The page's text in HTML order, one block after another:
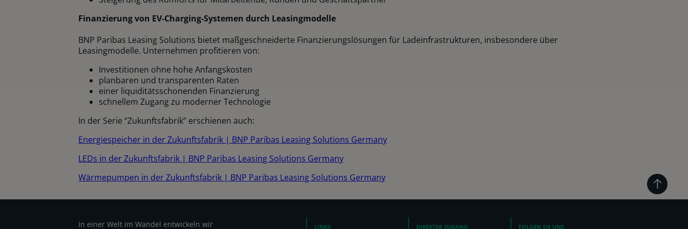
Finanzierung von EV‑Charging-Systemen durch Leasingmodelle
BNP Paribas Leasing Solutions bietet maßgeschneiderte Finanzierungslösungen für Ladeinfrastrukturen, insbesondere über
Leasingmodelle. Unternehmen profitieren von:
Investitionen ohne hohe Anfangskosten
planbaren und transparenten Raten
einer liquiditätsschonenden Finanzierung
schnellem Zugang zu moderner Technologie
In der Serie “Zukunftsfabrik” erschienen auch:
Energiespeicher in der Zukunftsfabrik | BNP Paribas Leasing Solutions Germany
LEDs in der Zukunftsfabrik | BNP Paribas Leasing Solutions Germany
Wärmepumpen in der Zukunftsfabrik | BNP Paribas Leasing Solutions Germany
In einer Welt im Wandel entwickeln wir
LINKS DIREKTER ZUGANG FOLGEN SIE UNS